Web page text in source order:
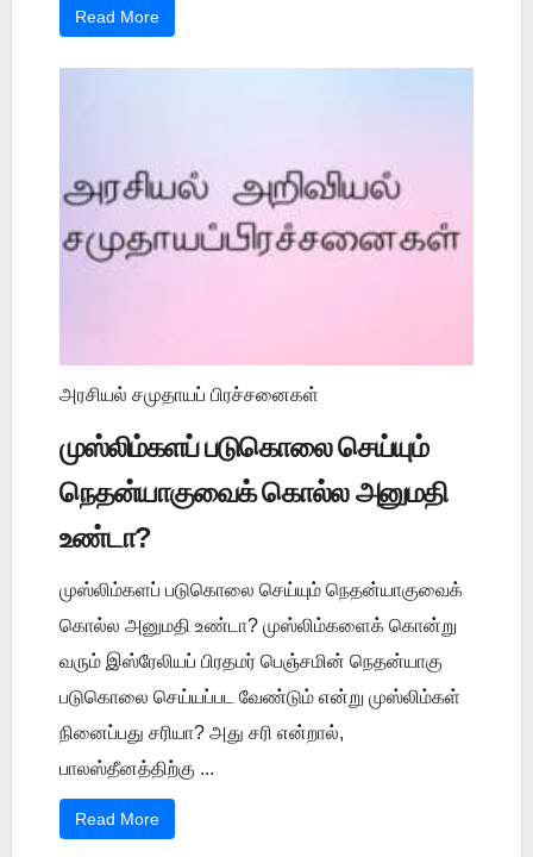
Read More
அரசியல் சமுதாயப் பிரச்சனைகள்
முஸ்லிம்களப் படுகொலை செய்யும்
நெதன்யாகுவைக் கொல்ல அனுமதி
உண்டா?
முஸ்லிம்களப் படுகொலை செய்யும் நெதன்யாகுவைக்
கொல்ல அனுமதி உண்டா? முஸ்லிம்களைக் கொன்று
வரும் இஸ்ரேலியப் பிரதமர் பெஞ்சமின் நெதன்யாகு
படுகொலை செய்யப்பட வேண்டும் என்று முஸ்லிம்கள்
நினைப்பது சரியா? அது சரி என்றால்,
பாலஸ்தீனத்திற்கு ...
Read More